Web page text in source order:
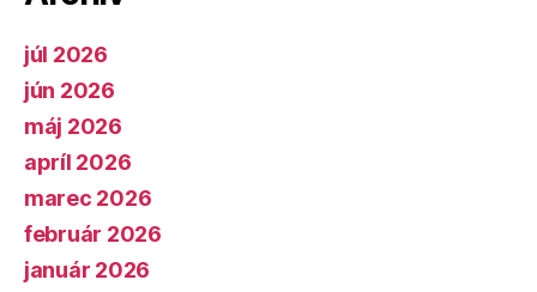
júl 2026
jún 2026
máj 2026
apríl 2026
marec 2026
február 2026
január 2026